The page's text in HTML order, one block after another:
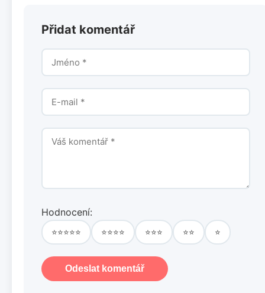
Přidat komentář
Hodnocení:
⭐⭐⭐⭐⭐ ⭐⭐⭐⭐ ⭐⭐⭐ ⭐⭐ ⭐
Odeslat komentář